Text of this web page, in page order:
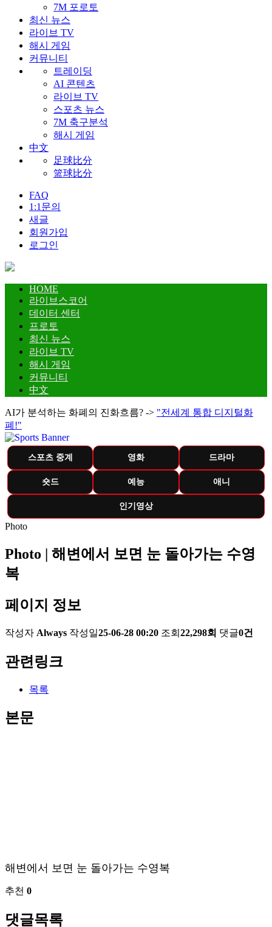
7M 포로토
최신 뉴스
라이브 TV
해시 게임
커뮤니티
트레이딩
AI 콘텐츠
라이브 TV
스포츠 뉴스
7M 축구분석
해시 게임
中文
足球比分
篮球比分
FAQ
1:1문의
새글
회원가입
로그인
HOME
라이브스코어
데이터 센터
프로토
최신 뉴스
라이브 TV
해시 게임
커뮤니티
中文
AI가 분석하는 화폐의 진화흐름? -> "전세계 통합 디지털화
폐!"
스포츠 중계 영화 드라마
숏드 예능 애니
인기영상
Photo
Photo | 해변에서 보면 눈 돌아가는 수영
복
페이지 정보
작성자 Always 작성일25-06-28 00:20 조회 22,298회 댓글0건
관련링크
목록
본문
해변에서 보면 눈 돌아가는 수영복
추천 0
댓글목록